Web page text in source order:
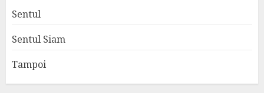
Sentul
Sentul Siam
Tampoi